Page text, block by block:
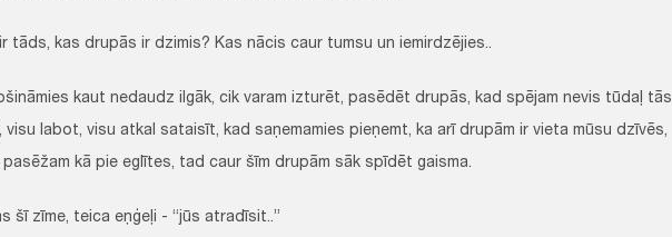
tāds, kas drupās ir dzimis? Kas nācis caur tumsu un iemirdzējies..
kaut nedaudz ilgāk, cik varam izturēt, pasēdēt drupās, kad spējam nevis tūdaļ tās
labot, visu atkal sataisīt, kad saņemamies pieņemt, ka arī drupām ir vieta mūsu dzīvēs,
pasēžam kā pie eglītes, tad caur šīm drupām sāk spīdēt gaisma.
šī zīme, teica eņģeļi - “jūs atradīsit..”